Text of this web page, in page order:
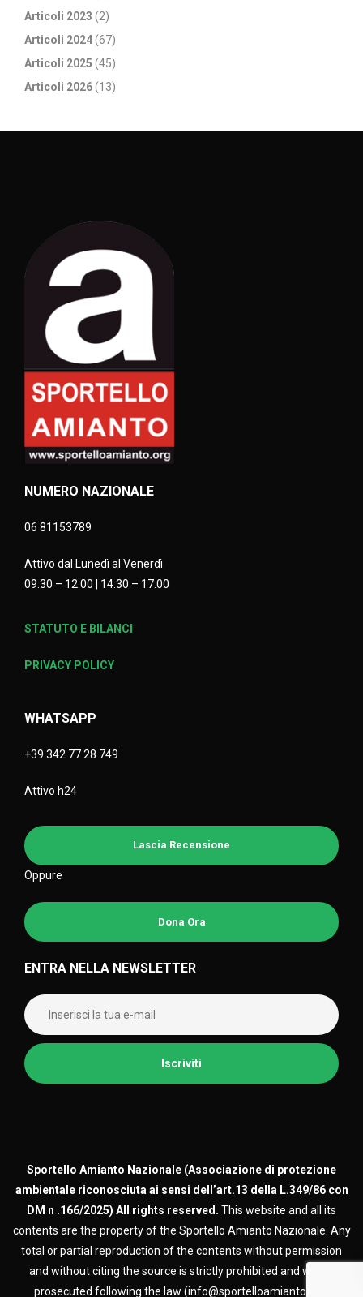
Articoli 2023 (2)
Articoli 2024(67)
Articoli 2025 (45)
Articoli 2026(13)
NUMERO NAZIONALE
06 81153789
Attivo dal Lunedì al Venerdì
09:30 – 12:00 | 14:30 – 17:00
STATUTO E BILANCI
PRIVACY POLICY
WHATSAPP
+39 342 77 28 749
Attivo h24
Lascia Recensione
Oppure
Dona Ora
ENTRA NELLA NEWSLETTER
Sportello Amianto Nazionale (Associazione di protezione
ambientale riconosciuta ai sensi dell’art.13 della L.349/86 con
DM n .166/2025) All rights reserved. This website and all its
contents are the property of the Sportello Amianto Nazionale. Any
total or partial reproduction of the contents without permission
and without citing the source is strictly prohibited and will be
prosecuted following the law (info@sportelloamianto.org)